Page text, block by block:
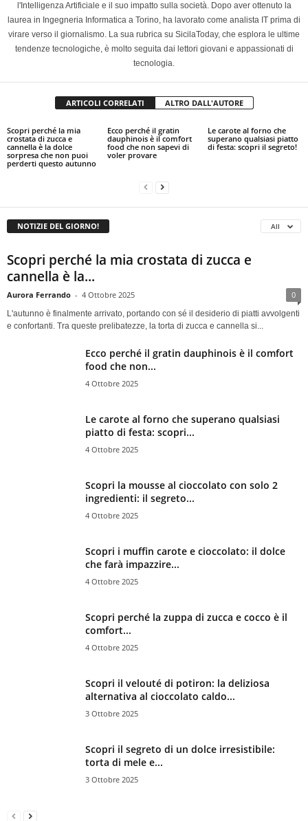
l'Intelligenza Artificiale e il suo impatto sulla società. Dopo aver ottenuto la
laurea in Ingegneria Informatica a Torino, ha lavorato come analista IT prima di
virare verso il giornalismo. La sua rubrica su SicilaToday, che esplora le ultime
tendenze tecnologiche, è molto seguita dai lettori giovani e appassionati di
tecnologia.
ARTICOLI CORRELATI ALTRO DALL'AUTORE
Scopri perché la mia
crostata di zucca e
cannella è la dolce
sorpresa che non puoi
perderti questo autunno
Ecco perché il gratin
dauphinois è il comfort
food che non sapevi di
voler provare
Le carote al forno che
superano qualsiasi piatto
di festa: scopri il segreto!
NOTIZIE DEL GIORNO! All
Scopri perché la mia crostata di zucca e
cannella è la...
Aurora Ferrando - 4 Ottobre 2025 0
L'autunno è finalmente arrivato, portando con sé il desiderio di piatti avvolgenti
e confortanti. Tra queste prelibatezze, la torta di zucca e cannella si...
Ecco perché il gratin dauphinois è il comfort
food che non...
4 Ottobre 2025
Le carote al forno che superano qualsiasi
piatto di festa: scopri...
4 Ottobre 2025
Scopri la mousse al cioccolato con solo 2
ingredienti: il segreto...
4 Ottobre 2025
Scopri i muffin carote e cioccolato: il dolce
che farà impazzire...
4 Ottobre 2025
Scopri perché la zuppa di zucca e cocco è il
comfort...
4 Ottobre 2025
Scopri il velouté di potiron: la deliziosa
alternativa al cioccolato caldo...
3 Ottobre 2025
Scopri il segreto di un dolce irresistibile:
torta di mele e...
3 Ottobre 2025